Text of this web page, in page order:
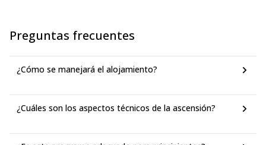
Preguntas frecuentes
¿Cómo se manejará el alojamiento?
¿Cuáles son los aspectos técnicos de la ascensión?